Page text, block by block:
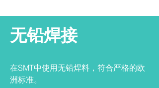
无铅焊接
在SMT中使用无铅焊料，符合严格的欧
洲标准。